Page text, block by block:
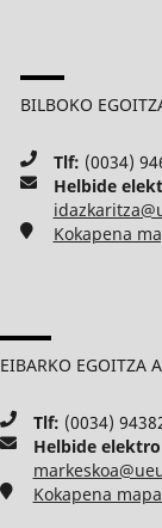
BILBOKO
Tlf: (0034)
Helbide
Kokapena
EIBARKO EGOITZA
Tlf: (0034)
Helbide
Kokapena